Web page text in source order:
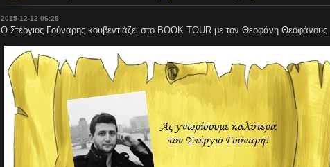
2015-12-12 06:29
Ο Στέργιος Γούναρης κουβεντιάζει στο BOOK TOUR με τον Θεοφάνη Θεοφάνους.